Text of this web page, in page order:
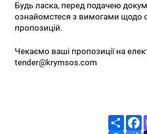
Будь ласка, перед подачею
ознайомстеся з вимогами щодо
пропозицій.
Чекаємо ваші пропозиції на
tender@krymsos.com
Share